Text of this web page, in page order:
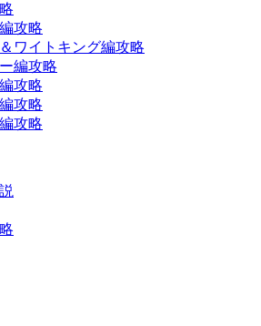
攻略
ワイトキング編攻略
編攻略
攻略
攻略
攻略